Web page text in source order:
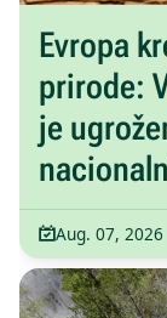
Evropa
prirode:
je
Aug. 07, 2026